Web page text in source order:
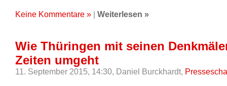
Keine Kommentare » Weiterlesen »
Wie Thüringen mit seinen
Zeiten umgeht
11. September 2015, 14:30, Daniel Burckhardt,